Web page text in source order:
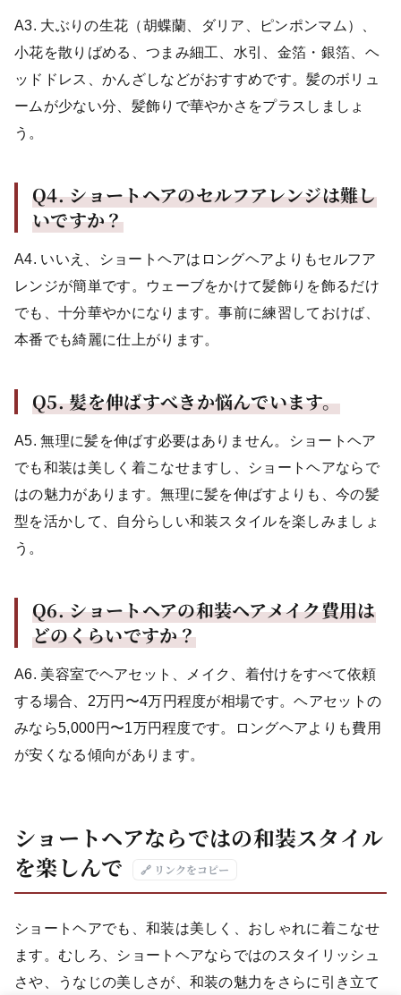
A3. 大ぶりの生花（胡蝶蘭、ダリア、ピンポンマム）、
小花を散りばめる、つまみ細工、水引、金箔・銀箔、ヘ
ッドドレス、かんざしなどがおすすめです。髪のボリュ
ームが少ない分、髪飾りで華やかさをプラスしましょ
う。
Q4.ショートヘアのセルフアレンジは難し
いですか？
A4. いいえ、ショートヘアはロングヘアよりもセルフア
レンジが簡単です。ウェーブをかけて髪飾りを飾るだけ
でも、十分華やかになります。事前に練習しておけば、
本番でも綺麗に仕上がります。
Q5.髪を伸ばすべきか悩んでいます。
A5. 無理に髪を伸ばす必要はありません。ショートヘア
でも和装は美しく着こなせますし、ショートヘアならで
はの魅力があります。無理に髪を伸ばすよりも、今の髪
型を活かして、自分らしい和装スタイルを楽しみましょ
う。
Q6.ショートヘアの和装ヘアメイク費用は
どのくらいですか？
A6. 美容室でヘアセット、メイク、着付けをすべて依頼
する場合、2万円〜4万円程度が相場です。ヘアセットの
みなら5,000円〜1万円程度です。ロングヘアよりも費用
が安くなる傾向があります。
ショートヘアならではの和装スタイル
を楽しんで
🔗 リンクをコピー
ショートヘアでも、和装は美しく、おしゃれに着こなせ
ます。むしろ、ショートヘアならではのスタイリッシュ
さや、うなじの美しさが、和装の魅力をさらに引き立て